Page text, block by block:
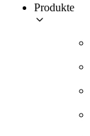
Produkte